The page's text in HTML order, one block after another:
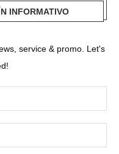
INFORMATIVO
service & promo. Let's